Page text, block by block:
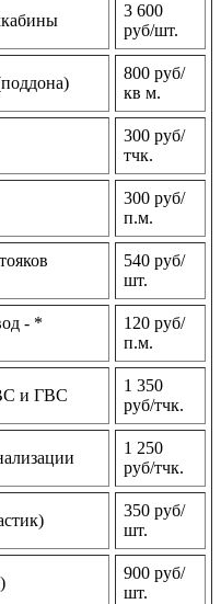
3 600
руб/шт.
800 руб/
кв м.
300 руб/
тчк.
300 руб/
п.м.
540 руб/
шт.
- *
120 руб/
п.м.
и ГВС
1 350
руб/тчк.
1 250
руб/тчк.
350 руб/
шт.
900 руб/
шт.